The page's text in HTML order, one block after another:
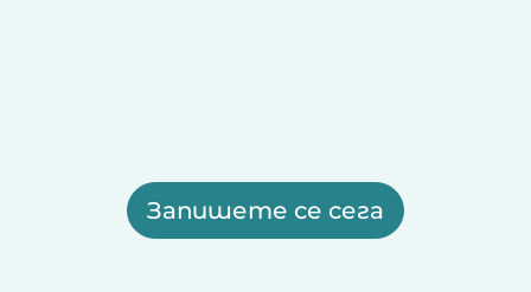
Запишете се сега